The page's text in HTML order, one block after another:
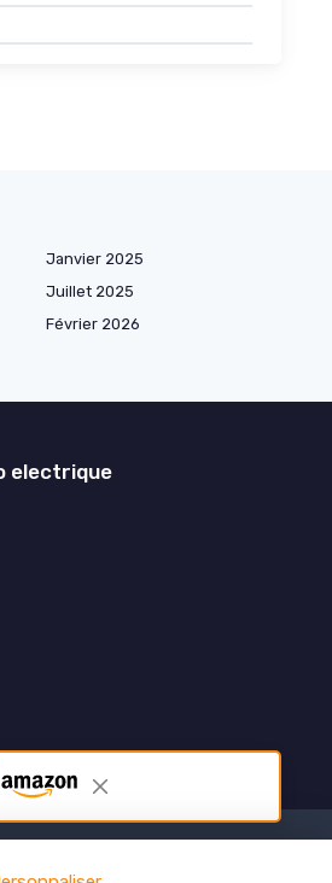
Janvier 2025
Juillet 2025
Février 2026
electrique